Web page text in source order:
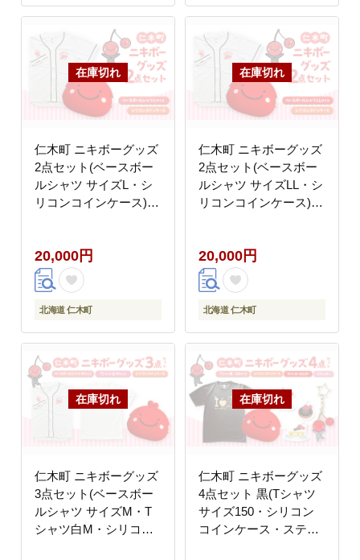
仁木町 ニキボーグッズ
2点セット(ベースボー
ルシャツ サイズL・シ
リコンコインケース)【
雑貨 小物 日用品 さく
らんぼ 】
20,000円
北海道 仁木町
仁木町 ニキボーグッズ
2点セット(ベースボー
ルシャツ サイズLL・シ
リコンコインケース)【
雑貨 小物 日用品 さく
らんぼ 】
20,000円
北海道 仁木町
仁木町 ニキボーグッズ
3点セット(ベースボー
ルシャツ サイズM・T
シャツ白M・シリコン
仁木町 ニキボーグッズ
4点セット 黒(Tシャツ
サイズ150・シリコン
コインケース・ステッ